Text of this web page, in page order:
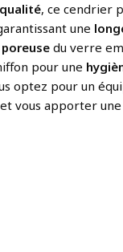
, ce cendrier
une
du verre
pour une
optez pour un
vous apporter une